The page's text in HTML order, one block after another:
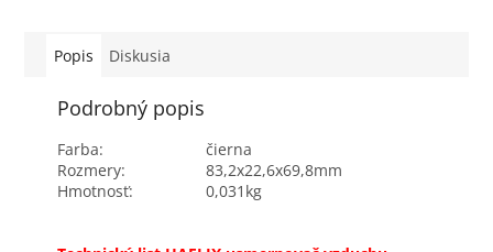
potrubí DN125mm
Popis Diskusia
Podrobný popis
Farba:
čierna
Rozmery:
83,2x22,6x69,8mm
Hmotnosť:
0,031kg